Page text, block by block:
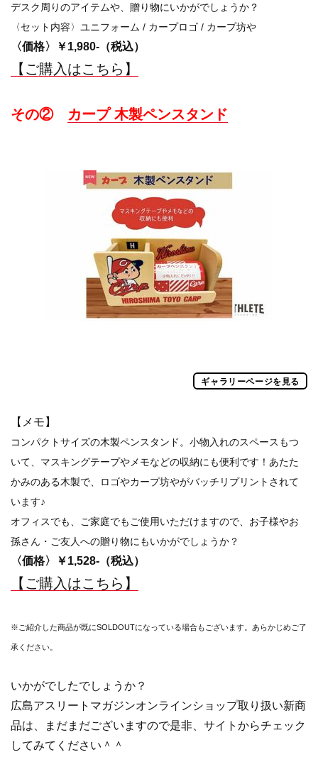
デスク周りのアイテムや、贈り物にいかがでしょうか？
〈セット内容〉ユニフォーム / カープロゴ / カープ坊や
〈価格〉￥1,980-（税込）
【ご購入はこちら】
その② カープ 木製ペンスタンド
ギャラリーページを見る
【メモ】
コンパクトサイズの木製ペンスタンド。小物入れのスペースもつ
いて、マスキングテープやメモなどの収納にも便利です！あたた
かみのある木製で、ロゴやカープ坊やがバッチリプリントされて
います♪
オフィスでも、ご家庭でもご使用いただけますので、お子様やお
孫さん・ご友人への贈り物にもいかがでしょうか？
〈価格〉￥1,528-（税込）
【ご購入はこちら】
※ご紹介した商品が既にSOLDOUTになっている場合もございます。あらかじめご了
承ください。
いかがでしたでしょうか？
広島アスリートマガジンオンラインショップ取り扱い新商
品は、まだまだございますので是非、サイトからチェック
してみてください＾＾